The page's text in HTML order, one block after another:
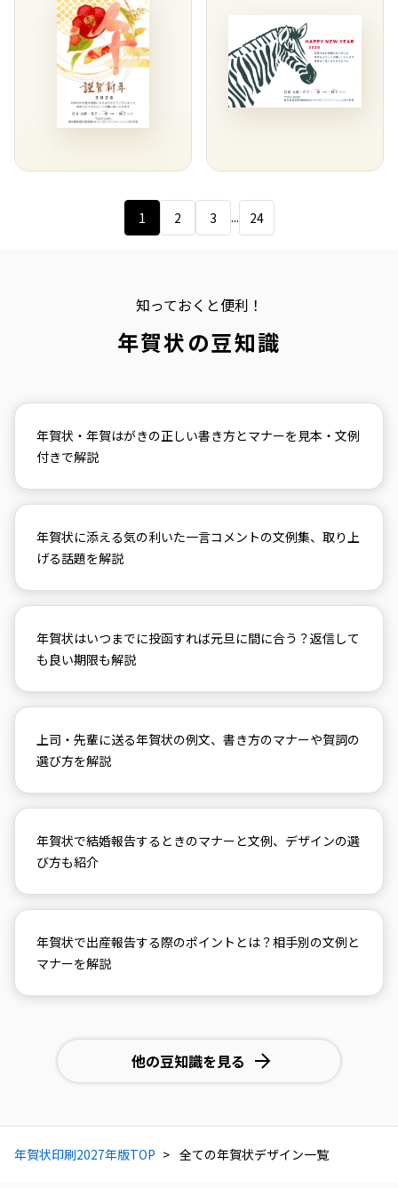
1 2 3 ... 24
知っておくと便利！
年賀状の豆知識
年賀状・年賀はがきの正しい書き方とマナーを見本・文例
付きで解説
年賀状に添える気の利いた一言コメントの文例集、取り上
げる話題を解説
年賀状はいつまでに投函すれば元旦に間に合う？返信して
も良い期限も解説
上司・先輩に送る年賀状の例文、書き方のマナーや賀詞の
選び方を解説
年賀状で結婚報告するときのマナーと文例、デザインの選
び方も紹介
年賀状で出産報告する際のポイントとは？相手別の文例と
マナーを解説
他の豆知識を見る
年賀状印刷2027年版TOP 全ての年賀状デザイン一覧